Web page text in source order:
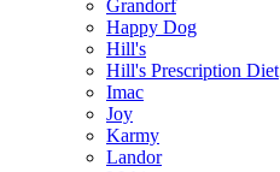
Grandorf
Happy Dog
Hill's
Hill's Prescription Diet
Imac
Joy
Karmy
Landor